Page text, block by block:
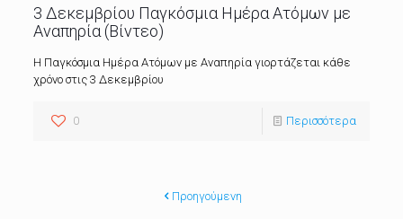
3 Δεκεμβρίου Παγκόσμια Ημέρα Ατόμων με
Αναπηρία (Βίντεο)
Η Παγκόσμια Ημέρα Ατόμων με Αναπηρία γιορτάζεται κάθε
χρόνο στις 3 Δεκεμβρίου
0 Περισσότερα
Προηγούμενη